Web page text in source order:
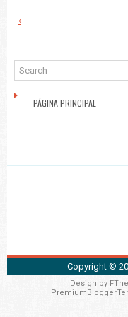
‹
PÁGINA PRINCIPAL
Copyright ©
Design by